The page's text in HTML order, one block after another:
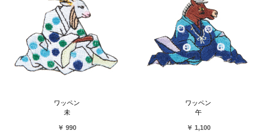
ワッペン
未
￥ 990
ワッペン
午
￥ 1,100